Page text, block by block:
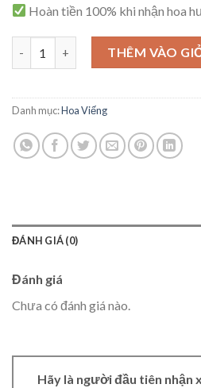
Hoàn tiền 100% khi nhận hoa
Mẫu Hoa Viếng - V04 số lượng
THÊM VÀO
Danh mục:Hoa Viếng
ĐÁNH GIÁ (0)
Đánh giá
Chưa có đánh giá nào.
Hãy là người đầu tiên nhận